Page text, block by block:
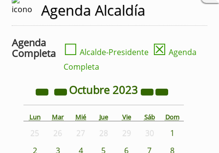
Agenda Alcaldía
Agenda
Completa
☐ Alcalde-Presidente ☒ Agenda
Completa
Octubre 2023
Lun Mar Mié Jue Vie Sáb Dom
25 26 27 28 29 30
1
2
3 4 5 6 7
8